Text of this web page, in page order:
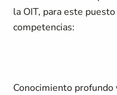
la OIT, para este
competencias:
Conocimiento